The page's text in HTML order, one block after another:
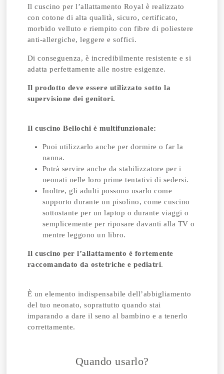
Il cuscino per l’allattamento Royal è realizzato
con cotone di alta qualità, sicuro, certificato,
morbido velluto e riempito con fibre di poliestere
anti-allergiche, leggere e soffici.
Di conseguenza, è incredibilmente resistente e si
adatta perfettamente alle nostre esigenze.
Il prodotto deve essere utilizzato sotto la
supervisione dei genitori.
Il cuscino Bellochi è multifunzionale:
Puoi utilizzarlo anche per dormire o far la
nanna.
Potrà servire anche da stabilizzatore per i
neonati nelle loro prime tentativi di sedersi.
Inoltre, gli adulti possono usarlo come
supporto durante un pisolino, come cuscino
sottostante per un laptop o durante viaggi o
semplicemente per riposare davanti alla TV o
mentre leggono un libro.
Il cuscino per l’allattamento è fortemente
raccomandato da ostetriche e pediatri.
È un elemento indispensabile dell’abbigliamento
del tuo neonato, soprattutto quando stai
imparando a dare il seno al bambino e a tenerlo
correttamente.
Quando usarlo?